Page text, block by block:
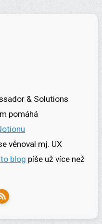
& Solutions
pomáhá
věnoval mj. UX
blog píše už více než